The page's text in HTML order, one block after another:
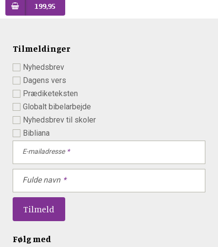
199,95
Tilmeldinger
Nyhedsbrev
Dagens vers
Prædiketeksten
Globalt bibelarbejde
Nyhedsbrev til skoler
Bibliana
E-mailadresse
Fulde navn
Følg med